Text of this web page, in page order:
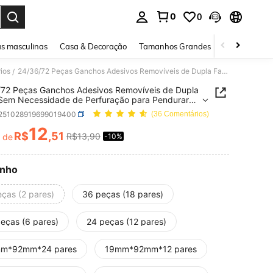
0 0
masculinas Casa & Decoração Tamanhos Grandes Joias e
/ 24/36/72 Peças Ganchos Adesivos Removíveis de Dupla Face, Sem Necessidade de Perfuração para Pendurar Quadros e Obras de Arte, Instalação Adesiva à Prova d''Água
Peças Ganchos Adesivos Removíveis de Dupla
Necessidade de Perfuração para Pendurar
e Obras de Arte, Instalação Adesiva à Prova(36 Comentários)
AND AVAILABILITY
deR$12,51 R$13,90 -10%
(2 pares) 36 peças (18 pares)
(6 pares) 24 peças (12 pares)
pares 19mm*92mm*12 pares